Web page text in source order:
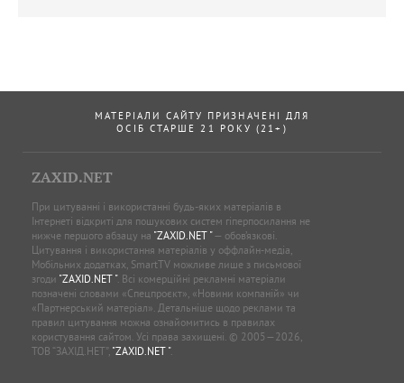
МАТЕРІАЛИ САЙТУ ПРИЗНАЧЕНІ ДЛЯ
ОСІБ СТАРШЕ 21 РОКУ (21+)
ZAXID.NET
При цитуванні і використанні будь-яких матеріалів в
Інтернеті відкриті для пошукових систем гіперпосилання не
нижче першого абзацу на "ZAXID.NET "— обов’язкові.
Цитування і використання матеріалів у оффлайн-медіа,
Мобільних додатках, SmartTV можливе лише з письмової
згоди "ZAXID.NET ". Всі комерційні рекламні матеріали
позначені словами «Спецпроєкт», «Новини компаній» чи
«Партнерський матеріал». Детальніше щодо реклами та
правил цитування можна ознайомитись в правилах
користування сайтом. Усі права захищені. © 2005—2026,
ТОВ “ЗАХІД.НЕТ”, "ZAXID.NET ".